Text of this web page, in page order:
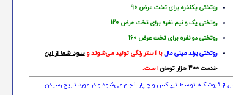
روتختی یکنفره برای تخت عرض 90
روتختی یک و نیم نفره برای تخت عرض 120
روتختی دو نفره برای تخت عرض 160
روتختی‌ برند مینی مالبا آستر رنگی تولید می‌شوند وسود شما از این
خدمت 300 هزار تومان
است.
از فروشگاه توسط تیپاکس و چاپار انجام می‌شود و در مورد تاریخ رسیدن